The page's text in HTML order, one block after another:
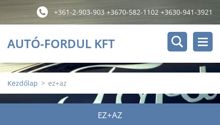
+361-2-903-903 +3670-582-1102 +3630-941-3921
AUTÓ-FORDUL KFT
Kezdőlap > ez+az
EZ+AZ